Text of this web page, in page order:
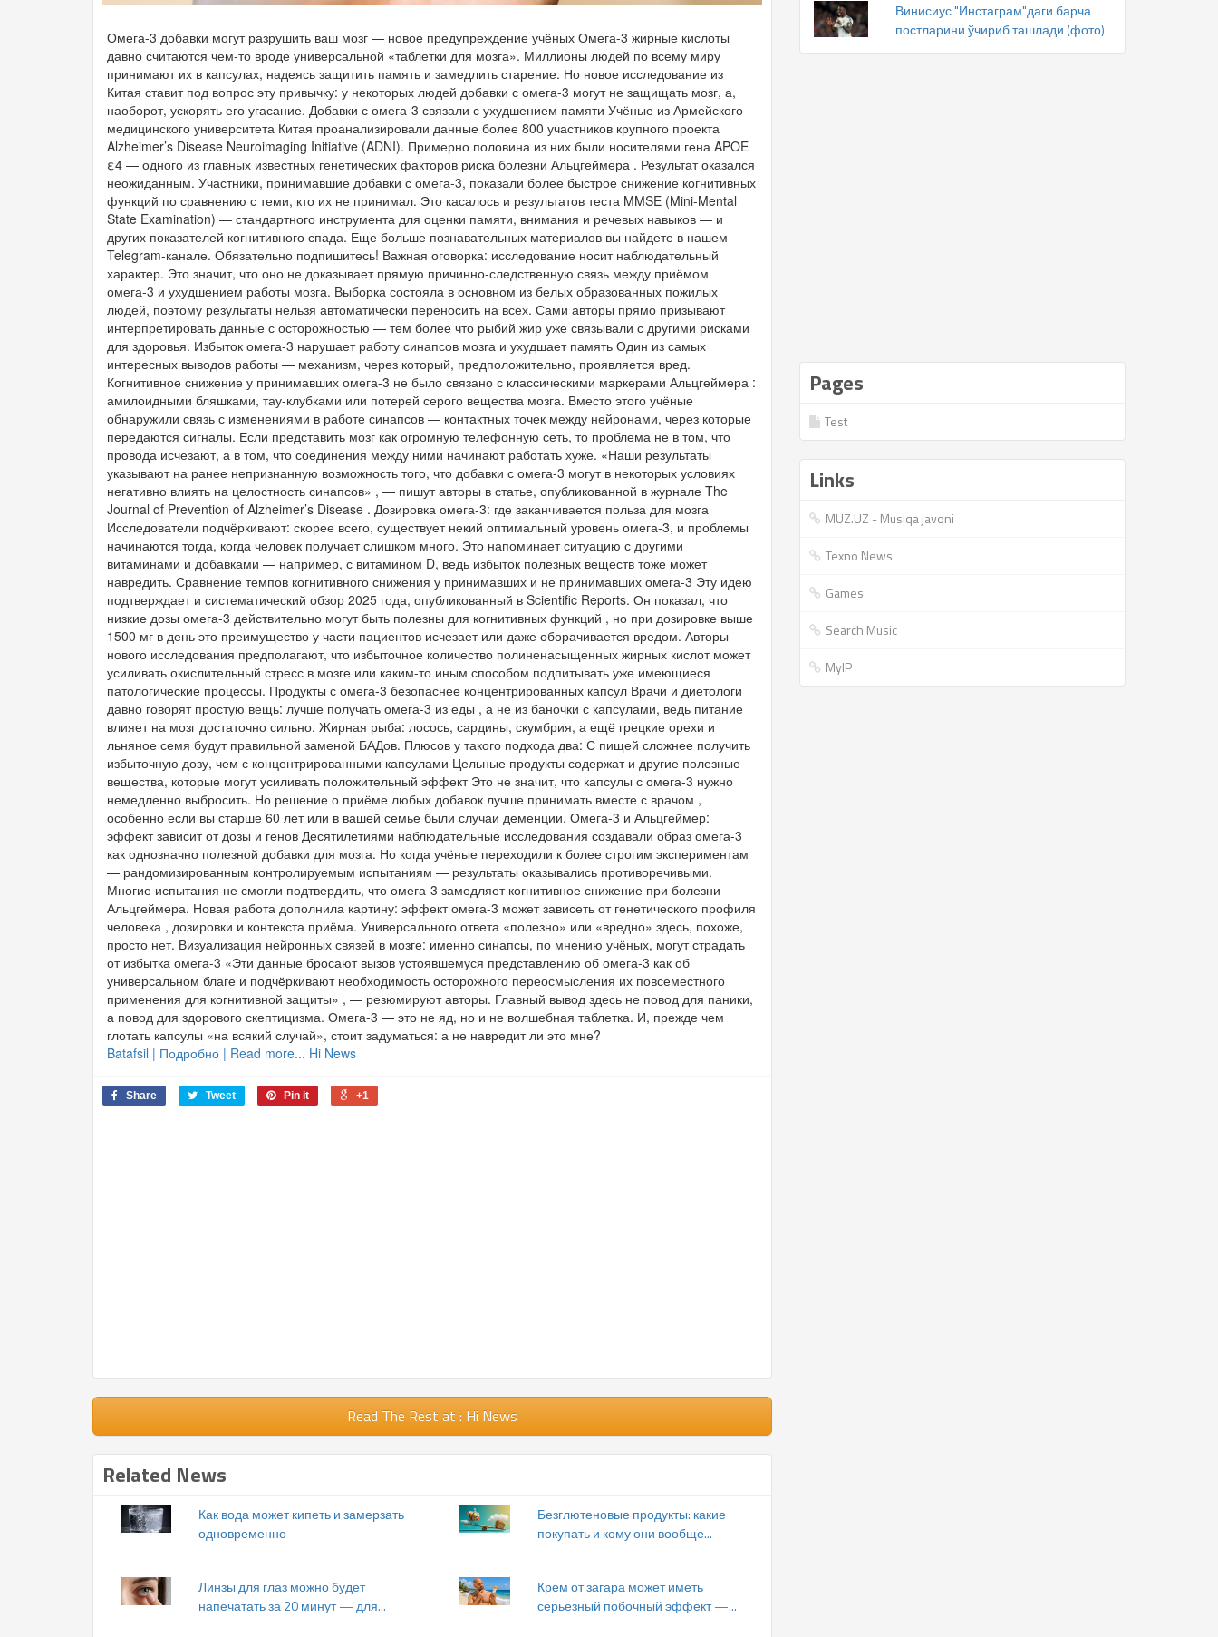
Омега-3 добавки могут разрушить ваш мозг — новое предупреждение учёных Омега-3 жирные кислоты
давно считаются чем-то вроде универсальной «таблетки для мозга». Миллионы людей по всему миру
принимают их в капсулах, надеясь защитить память и замедлить старение. Но новое исследование из
Китая ставит под вопрос эту привычку: у некоторых людей добавки с омега-3 могут не защищать мозг, а,
наоборот, ускорять его угасание. Добавки с омега-3 связали с ухудшением памяти Учёные из Армейского
медицинского университета Китая проанализировали данные более 800 участников крупного проекта
Alzheimer’s Disease Neuroimaging Initiative (ADNI). Примерно половина из них были носителями гена APOE
ε4 — одного из главных известных генетических факторов риска болезни Альцгеймера . Результат оказался
неожиданным. Участники, принимавшие добавки с омега-3, показали более быстрое снижение когнитивных
функций по сравнению с теми, кто их не принимал. Это касалось и результатов теста MMSE (Mini-Mental
State Examination) — стандартного инструмента для оценки памяти, внимания и речевых навыков — и
других показателей когнитивного спада. Еще больше познавательных материалов вы найдете в нашем
Telegram-канале. Обязательно подпишитесь! Важная оговорка: исследование носит наблюдательный
характер. Это значит, что оно не доказывает прямую причинно-следственную связь между приёмом
омега-3 и ухудшением работы мозга. Выборка состояла в основном из белых образованных пожилых
людей, поэтому результаты нельзя автоматически переносить на всех. Сами авторы прямо призывают
интерпретировать данные с осторожностью — тем более что рыбий жир уже связывали с другими рисками
для здоровья. Избыток омега-3 нарушает работу синапсов мозга и ухудшает память Один из самых
интересных выводов работы — механизм, через который, предположительно, проявляется вред.
Когнитивное снижение у принимавших омега-3 не было связано с классическими маркерами Альцгеймера :
амилоидными бляшками, тау-клубками или потерей серого вещества мозга. Вместо этого учёные
обнаружили связь с изменениями в работе синапсов — контактных точек между нейронами, через которые
передаются сигналы. Если представить мозг как огромную телефонную сеть, то проблема не в том, что
провода исчезают, а в том, что соединения между ними начинают работать хуже. «Наши результаты
указывают на ранее непризнанную возможность того, что добавки с омега-3 могут в некоторых условиях
негативно влиять на целостность синапсов» , — пишут авторы в статье, опубликованной в журнале The
Journal of Prevention of Alzheimer’s Disease . Дозировка омега-3: где заканчивается польза для мозга
Исследователи подчёркивают: скорее всего, существует некий оптимальный уровень омега-3, и проблемы
начинаются тогда, когда человек получает слишком много. Это напоминает ситуацию с другими
витаминами и добавками — например, с витамином D, ведь избыток полезных веществ тоже может
навредить. Сравнение темпов когнитивного снижения у принимавших и не принимавших омега-3 Эту идею
подтверждает и систематический обзор 2025 года, опубликованный в Scientific Reports. Он показал, что
низкие дозы омега-3 действительно могут быть полезны для когнитивных функций , но при дозировке выше
1500 мг в день это преимущество у части пациентов исчезает или даже оборачивается вредом. Авторы
нового исследования предполагают, что избыточное количество полиненасыщенных жирных кислот может
усиливать окислительный стресс в мозге или каким-то иным способом подпитывать уже имеющиеся
патологические процессы. Продукты с омега-3 безопаснее концентрированных капсул Врачи и диетологи
давно говорят простую вещь: лучше получать омега-3 из еды , а не из баночки с капсулами, ведь питание
влияет на мозг достаточно сильно. Жирная рыба: лосось, сардины, скумбрия, а ещё грецкие орехи и
льняное семя будут правильной заменой БАДов. Плюсов у такого подхода два: С пищей сложнее получить
избыточную дозу, чем с концентрированными капсулами Цельные продукты содержат и другие полезные
вещества, которые могут усиливать положительный эффект Это не значит, что капсулы с омега-3 нужно
немедленно выбросить. Но решение о приёме любых добавок лучше принимать вместе с врачом ,
особенно если вы старше 60 лет или в вашей семье были случаи деменции. Омега-3 и Альцгеймер:
эффект зависит от дозы и генов Десятилетиями наблюдательные исследования создавали образ омега-3
как однозначно полезной добавки для мозга. Но когда учёные переходили к более строгим экспериментам
— рандомизированным контролируемым испытаниям — результаты оказывались противоречивыми.
Многие испытания не смогли подтвердить, что омега-3 замедляет когнитивное снижение при болезни
Альцгеймера. Новая работа дополнила картину: эффект омега-3 может зависеть от генетического профиля
человека , дозировки и контекста приёма. Универсального ответа «полезно» или «вредно» здесь, похоже,
просто нет. Визуализация нейронных связей в мозге: именно синапсы, по мнению учёных, могут страдать
от избытка омега-3 «Эти данные бросают вызов устоявшемуся представлению об омега-3 как об
универсальном благе и подчёркивают необходимость осторожного переосмысления их повсеместного
применения для когнитивной защиты» , — резюмируют авторы. Главный вывод здесь не повод для паники,
а повод для здорового скептицизма. Омега-3 — это не яд, но и не волшебная таблетка. И, прежде чем
глотать капсулы «на всякий случай», стоит задуматься: а не навредит ли это мне?
Batafsil | Подробно | Read more... Hi News
Share Tweet Pin it +1
Read The Rest at : Hi News
Related News
Как вода может кипеть и замерзать
одновременно
Безглютеновые продукты: какие
покупать и кому они вообще...
Линзы для глаз можно будет
напечатать за 20 минут — для...
Крем от загара может иметь
серьезный побочный эффект —...
Винисиус "Инстаграм"даги барча
постларини ўчириб ташлади (фото)
Pages
Test
Links
MUZ.UZ - Musiqa javoni
Texno News
Games
Search Music
MyIP